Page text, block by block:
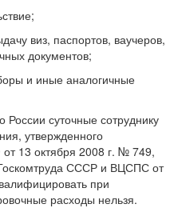
виз, паспортов, ваучеров,
документов;
и иные аналогичные
суточные сотруднику
утвержденного
13 октября 2008 г. № 749,
СССР и ВЦСПС от
при
расходы нельзя.